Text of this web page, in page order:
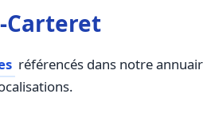
Carteret
référencés dans notre